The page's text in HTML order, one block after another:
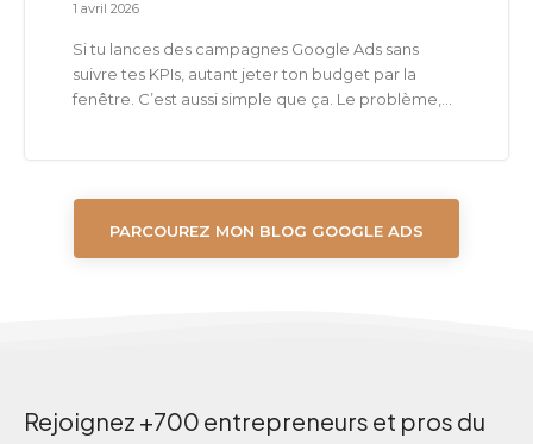
1 avril 2026
Si tu lances des campagnes Google Ads sans
suivre tes KPIs, autant jeter ton budget par la
fenêtre. C’est aussi simple que ça. Le problème,...
PARCOUREZ MON BLOG GOOGLE ADS
Rejoignez +700 entrepreneurs et pros du